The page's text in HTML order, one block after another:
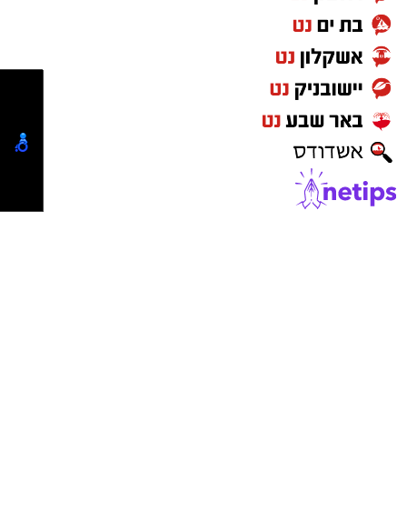
אף הוא במחלקת הילדים במצב בינוני, ומצבו של
האב מוגדר קל.
מעוניינים להגיב? לדווח ? צרו איתנו קשר במייל -
ASHDODS@ISNET.CO.IL